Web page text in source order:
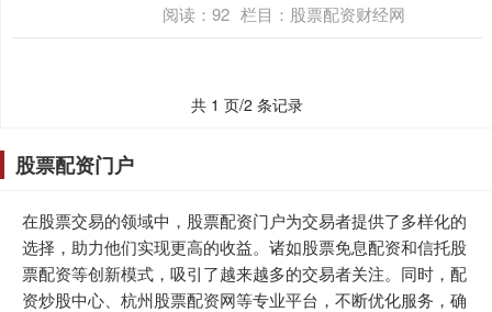
阅读： 92 栏目： 股票配资财经网
共 1 页/2 条记录
股票配资门户
在股票交易的领域中，股票配资门户为交易者提供了多样化的
选择，助力他们实现更高的收益。诸如股票免息配资和信托股
票配资等创新模式，吸引了越来越多的交易者关注。同时，配
资炒股中心、杭州股票配资网等专业平台，不断优化服务，确